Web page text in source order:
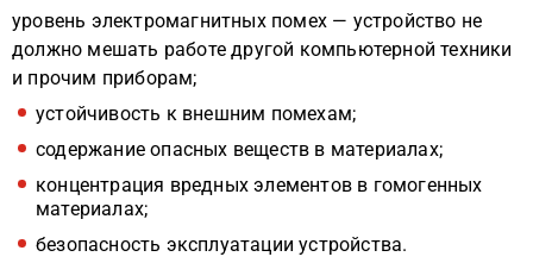
уровень электромагнитных помех — устройство не
должно мешать работе другой компьютерной техники
и прочим приборам;
устойчивость к внешним помехам;
содержание опасных веществ в материалах;
концентрация вредных элементов в гомогенных
материалах;
безопасность эксплуатации устройства.